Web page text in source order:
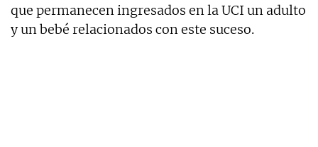
que permanecen ingresados en la UCI un adulto
y un bebé relacionados con este suceso.